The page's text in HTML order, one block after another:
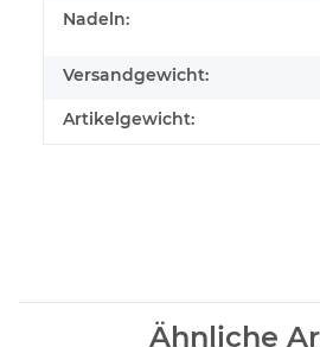
Nadeln:
Versandgewicht:
Artikelgewicht:
Ähnliche